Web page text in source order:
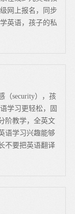
网上报名，同步
英语，孩子的私
（security），孩
学习更轻松，固
阶教学，全英文
语学习兴趣能够
不要把英语翻译